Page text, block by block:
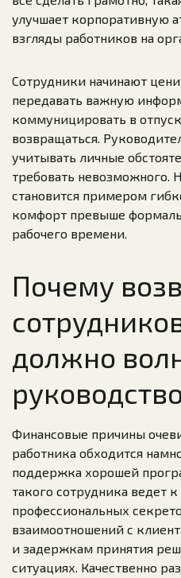
улучшает корпоративную
взгляды работников на
Сотрудники начинают
передавать важную
коммуницировать в
возвращаться.
учитывать личные
требовать невозможного.
становится примером
комфорт превыше
рабочего времени.
Почему
должно
Финансовые причины
работника обходится
поддержка хорошей
такого сотрудника ведет
профессиональных
взаимоотношений с
и задержкам принятия
ситуациях. Качественно